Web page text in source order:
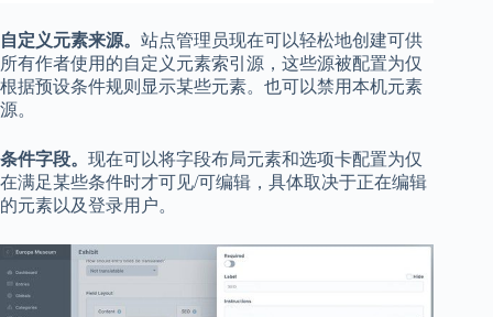
自定义元素来源。 站点管理员现在可以轻松地创建可供
所有作者使用的自定义元素索引源，这些源被配置为仅
根据预设条件规则显示某些元素。也可以禁用本机元素
源。
条件字段。 现在可以将字段布局元素和选项卡配置为仅
在满足某些条件时才可见/可编辑，具体取决于正在编辑
的元素以及登录用户。